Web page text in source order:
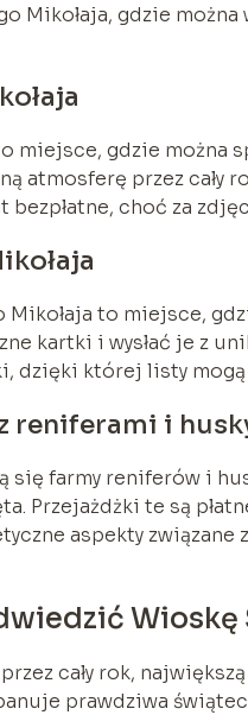
Mikołaja, gdzie można
miejsce, gdzie można
atmosferę przez cały
choć za
to miejsce,
kartki i wysłać je z
dzięki której listy
reniferami i
farmy reniferów i
Przejażdżki te są
aspekty
Wioskę
cały rok,
prawdziwa